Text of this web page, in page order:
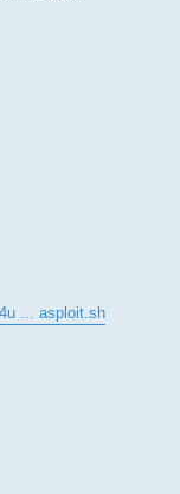
... asploit.sh